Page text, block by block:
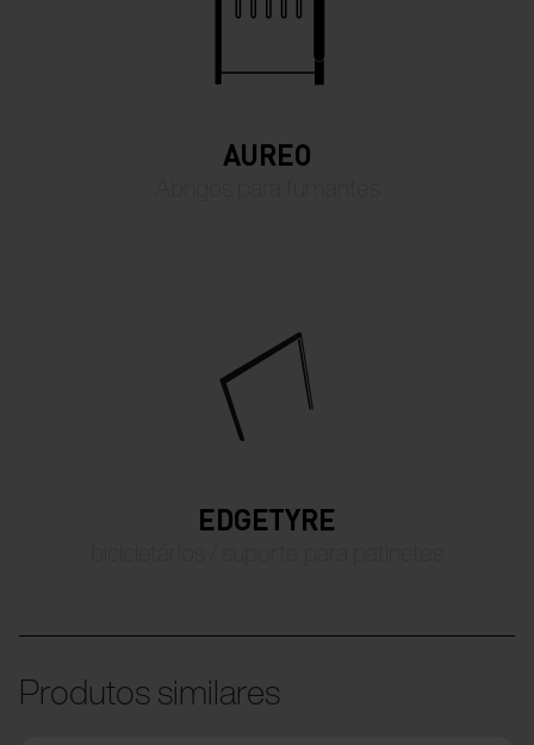
AUREO
EDGETYRE
Produtos similares